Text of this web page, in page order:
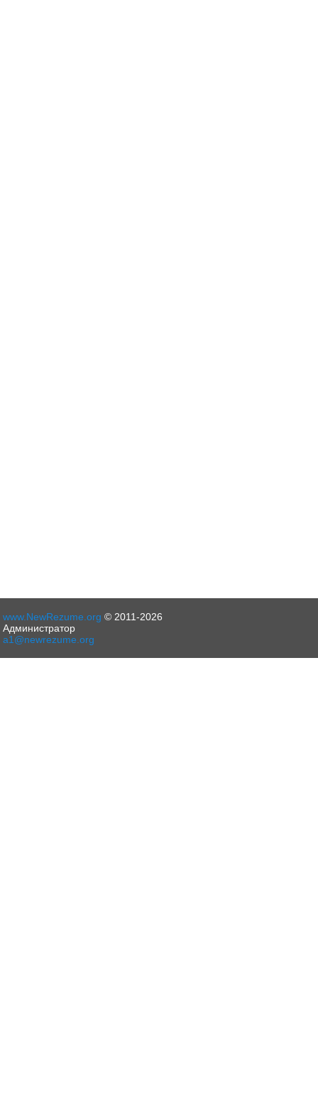
www.NewRezume.org © 2011-2026
Администратор
a1@newrezume.org